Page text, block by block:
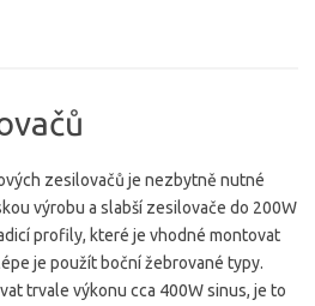
zesilovačů je nezbytně nutné
výrobu a slabší zesilovače do 200W
profily, které je vhodné montovat
je použít boční žebrované typy.
trvale výkonu cca 400W sinus, je to